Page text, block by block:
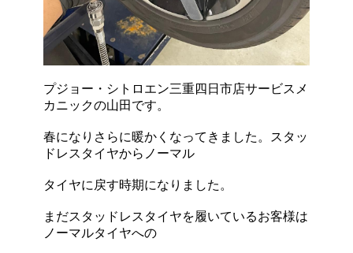
プジョー・シトロエン三重四日市店サービスメ
カニックの山田です。
春になりさらに暖かくなってきました。スタッ
ドレスタイヤからノーマル
タイヤに戻す時期になりました。
まだスタッドレスタイヤを履いているお客様は
ノーマルタイヤへの